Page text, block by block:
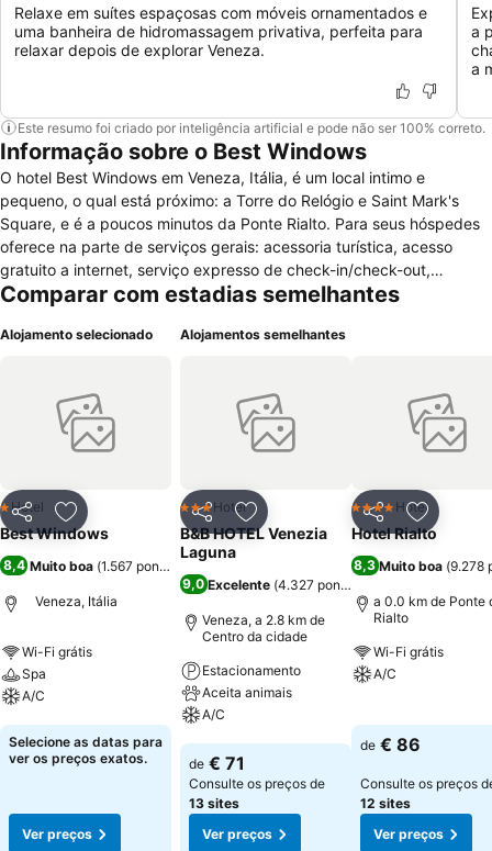
Relaxe em suítes espaçosas com móveis ornamentados e
uma banheira de hidromassagem privativa, perfeita para
relaxar depois de explorar Veneza.
a
a
Este resumo foi criado por inteligência artificial e pode não ser 100% correto.
Informação sobre o Best Windows
O hotel Best Windows em Veneza, Itália, é um local intimo e
pequeno, o qual está próximo: a Torre do Relógio e Saint Mark's
Square, e é a poucos minutos da Ponte Rialto. Para seus hóspedes
oferece na parte de serviços gerais: acessoria turística, acesso
gratuito a internet, serviço expresso de check-in/check-out,
aquecimento e oferece janelas com vistas exclusivas para: Saint
estão equipadas com: acesso gratuito a internet, televisão de
Recomendado para todos os públicos.
Comparar com estadias semelhantes
Alojamento selecionado
PartilharAdicionar aos favoritos
1 Estrelas
Hotel
Best Windows
8,4 Muito boa (1.567 pontuações
Veneza, Itália
Wi-Fi grátis
Spa
A/C
Ver preços
Selecione as datas para
ver os preços exatos.
Ver preços
Alojamentos semelhantes
PartilharAdicionar aos favoritos
3 Estrelas
Hotel
B&B HOTEL Venezia
Laguna
9,0Excelente (4.327 pontuações
Veneza, a 2.8 km de
Centro da cidade
Estacionamento
Aceita animais
A/C
Ver preços
de € 71
Consulte os preços de
13 sites
Ver preços
Partilhar
4 EstrelasHotel
Hotel Rialto
8,3 Muito boa (9.278
a 0.0 km de Ponte
Rialto
Wi-Fi grátis
A/C
de € 86
Consulte os preços
12 sites
Ver preços